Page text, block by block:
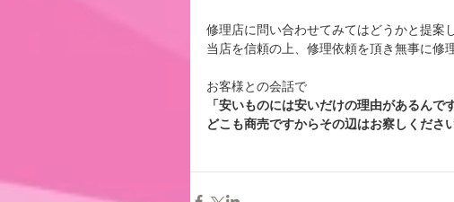
修理店に問い合わせてみてはどうかと提案
当店を信頼の上、修理依頼を頂き無事に修
お客様との会話で
「安いものには安いだけの理由があるんで
どこも商売ですからその辺はお察しくださ